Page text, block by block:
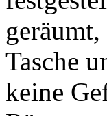
Tasche
keine